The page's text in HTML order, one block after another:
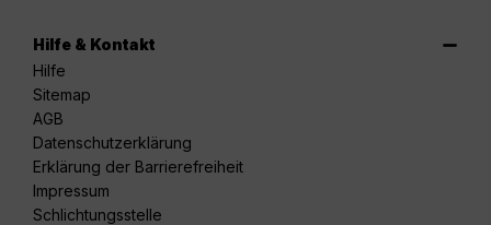
Hilfe & Kontakt
Hilfe
Sitemap
AGB
Datenschutzerklärung
Erklärung der Barrierefreiheit
Impressum
Schlichtungsstelle